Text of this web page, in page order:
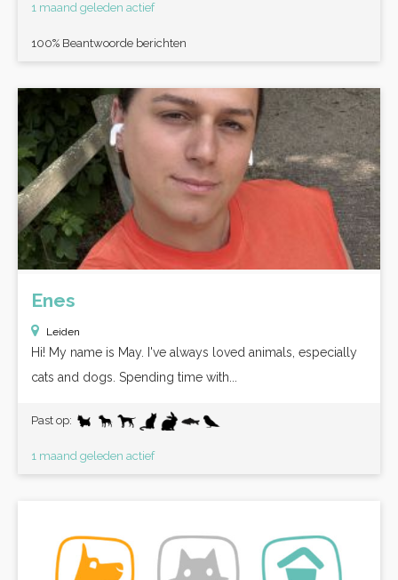
1 maand geleden actief
100% Beantwoorde berichten
Enes
Leiden
Hi! My name is May. I've always loved animals, especially
cats and dogs. Spending time with...
Past op:
1 maand geleden actief